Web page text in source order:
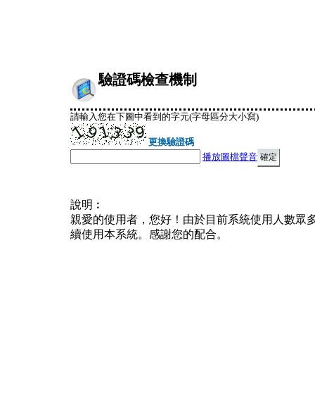
驗證碼檢查機制
請輸入您在下圖中看到的字元(字母區分大小寫)
更換驗證碼
播放圖檔聲音
說明︰
親愛的使用者，您好！由於目前系統使用人數眾
續使用本系統。感謝您的配合。